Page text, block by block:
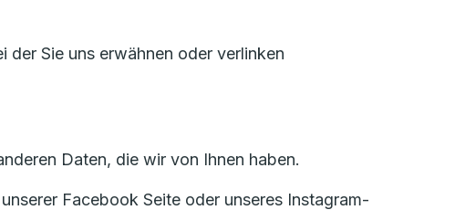
Sie uns erwähnen oder verlinken
Daten, die wir von Ihnen haben.
Facebook Seite oder unseres Instagram-